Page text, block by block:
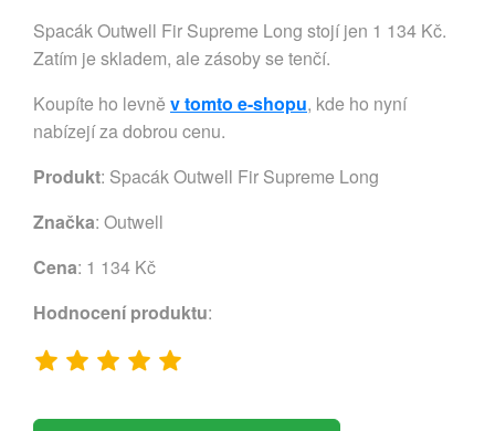
Spacák Outwell Fir Supreme Long stojí jen 1 134 Kč.
Zatím je skladem, ale zásoby se tenčí.
Koupíte ho levně v tomto e-shopu, kde ho nyní
nabízejí za dobrou cenu.
Produkt: Spacák Outwell Fir Supreme Long
Značka: Outwell
Cena: 1 134 Kč
Hodnocení produktu: